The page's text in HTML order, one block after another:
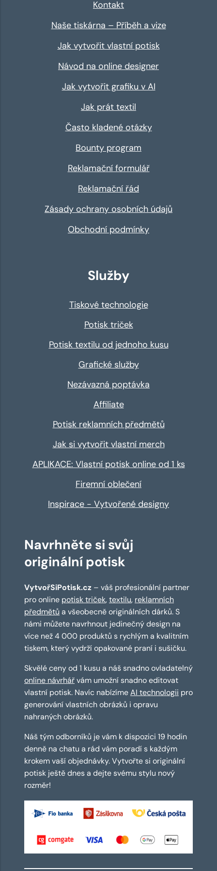
Kontakt
Naše tiskárna – Příběh a vize
Jak vytvořit vlastní potisk
Návod na online designer
Jak vytvořit grafiku v AI
Jak prát textil
Často kladené otázky
Bounty program
Reklamační formulář
Reklamační řád
Zásady ochrany osobních údajů
Obchodní podmínky
Služby
Tiskové technologie
Potisk triček
Potisk textilu od jednoho kusu
Grafické služby
Nezávazná poptávka
Affiliate
Potisk reklamních předmětů
Jak si vytvořit vlastní merch
APLIKACE: Vlastní potisk online od 1 ks
Firemní oblečení
Inspirace - Vytvořené designy
Navrhněte si svůj
originální potisk
VytvořSiPotisk.cz – váš profesionální partner
pro online potisk triček,textilu, reklamních
předmětů a všeobecně originálních dárků. S
námi můžete navrhnout jedinečný design na
více než 4 000 produktů s rychlým a kvalitním
tiskem, který vydrží opakované praní i sušičku.
Skvělé ceny od 1 kusu a náš snadno ovladatelný
online návrhářvám umožní snadno editovat
vlastní potisk. Navíc nabízímeAI technologii pro
generování vlastních obrázků i opravu
nahraných obrázků.
Náš tým odborníků je vám k dispozici 19 hodin
denně na chatu a rád vám poradí s každým
krokem vaší objednávky. Vytvořte si originální
potisk ještě dnes a dejte svému stylu nový
rozměr!